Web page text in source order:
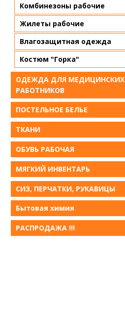
Комбинезоны рабочие
Жилеты рабочие
Влагозащитная одежда
Костюм "Горка"
ОДЕЖДА ДЛЯ МЕДИЦИНСКИХ
РАБОТНИКОВ
ПОСТЕЛЬНОЕ БЕЛЬE
ТКАНИ
ОБУВЬ РАБОЧАЯ
МЯГКИЙ ИНВЕНТАРЬ
СИЗ, ПЕРЧАТКИ, РУКАВИЦЫ
Бытовая химия
РАСПРОДАЖА !!!